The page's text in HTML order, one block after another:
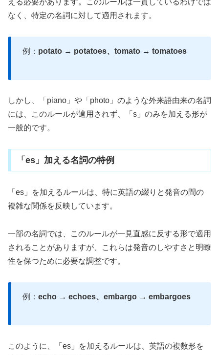
える必要があります。このルールは一貫しているわけでは
なく、特定の名詞に対して適用されます。
例： potato → potatoes、tomato → tomatoes
しかし、「piano」や「photo」のような外来語由来の名詞
には、このルールが適用されず、「s」のみを加える形が
一般的です。
「es」加える名詞の特例
「es」を加えるルールは、特に英語の綴りと発音の間の
複雑な関係を反映しています。
一部の名詞では、このルールが一見直感に反する形で適用
されることがありますが、これらは発音のしやすさと明瞭
性を保つために必要な調整です。
例： echo → echoes、embargo → embargoes
このように、「es」を加えるルールは、英語の複数形を